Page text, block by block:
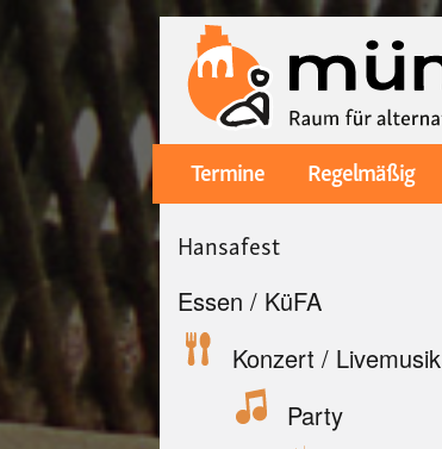
Main
navigation
Termine Regelmäßig
Hansafest
Essen / KüFA
Konzert / Livemusik
Party